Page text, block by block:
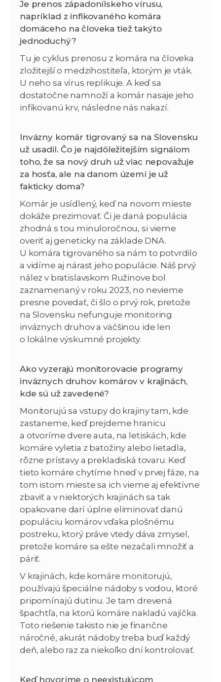
Je prenos západonílskeho vírusu,
napríklad z infikovaného komára
domáceho na človeka tiež takýto
jednoduchý?
Tu je cyklus prenosu z komára na človeka
zložitejší o medzihostiteľa, ktorým je vták.
U neho sa vírus replikuje. A keď sa
dostatočne namnoží a komár nasaje jeho
infikovanú krv, následne nás nakazí.
Invázny komár tigrovaný sa na Slovensku
už usadil. Čo je najdôležitejším signálom
toho, že sa nový druh už viac nepovažuje
za hosťa, ale na danom území je už
fakticky doma?
Komár je usídlený, keď na novom mieste
dokáže prezimovať. Či je daná populácia
zhodná s tou minuloročnou, si vieme
overiť aj geneticky na základe DNA.
U komára tigrovaného sa nám to potvrdilo
a vidíme aj nárast jeho populácie. Náš prvý
nález v bratislavskom Ružinove bol
zaznamenaný v roku 2023, no nevieme
presne povedať, či šlo o prvý rok, pretože
na Slovensku nefunguje monitoring
inváznych druhov a väčšinou ide len
o lokálne výskumné projekty.
Ako vyzerajú monitorovacie programy
inváznych druhov komárov v krajinách,
kde sú už zavedené?
Monitorujú sa vstupy do krajiny tam, kde
zastaneme, keď prejdeme hranicu
a otvoríme dvere auta, na letiskách, kde
komáre vyletia z batožiny alebo lietadla,
rôzne prístavy a prekladiská tovaru. Keď
tieto komáre chytíme hneď v prvej fáze, na
tom istom mieste sa ich vieme aj efektívne
zbaviť a v niektorých krajinách sa tak
opakovane darí úplne eliminovať danú
populáciu komárov vďaka plošnému
postreku, ktorý práve vtedy dáva zmysel,
pretože komáre sa ešte nezačali množiť a
páriť.
V krajinách, kde komáre monitorujú,
používajú špeciálne nádoby s vodou, ktoré
pripomínajú dutinu. Je tam drevená
špachtľa, na ktorú komáre nakladú vajíčka.
Toto riešenie takisto nie je finančne
náročné, akurát nádoby treba buď každý
deň, alebo raz za niekoľko dní kontrolovať.
Keď hovoríme o neexistujúcom